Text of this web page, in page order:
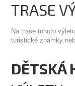
TRASE
Na trase tohoto
turistické známky
DĚTSKÁ